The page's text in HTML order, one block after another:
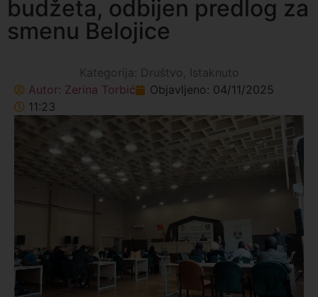
budžeta, odbijen predlog za
smenu Belojice
Kategorija: Društvo , Istaknuto
Autor: Zerina Torbić Objavljeno: 04/11/2025
11:23